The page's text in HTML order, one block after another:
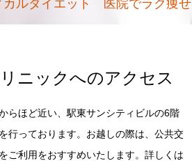
カルダイエット 医院でラク痩せ
ニックへのアクセス
らほど近い、駅東サンシティビルの6階
行っております。お越しの際は、公共交
ご利用をおすすめいたします。詳しくは